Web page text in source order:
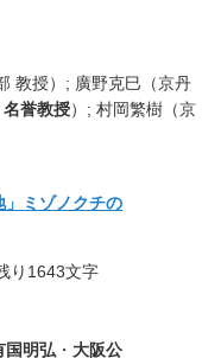
教授）; 廣野克巳（京丹
誉教授）; 村岡繁樹（京
」ミゾノクチの
り1643文字
国明弘 ・ 大阪公